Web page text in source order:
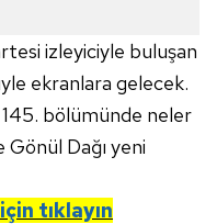
izleyiciyle buluşan
ekranlara gelecek.
bölümünde neler
Gönül Dağı yeni
tıklayın